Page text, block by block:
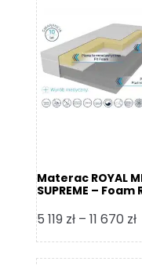
7
000 zł
Materac ROYAL
SUPREME – Foam
5 119 zł – 11 670 zł